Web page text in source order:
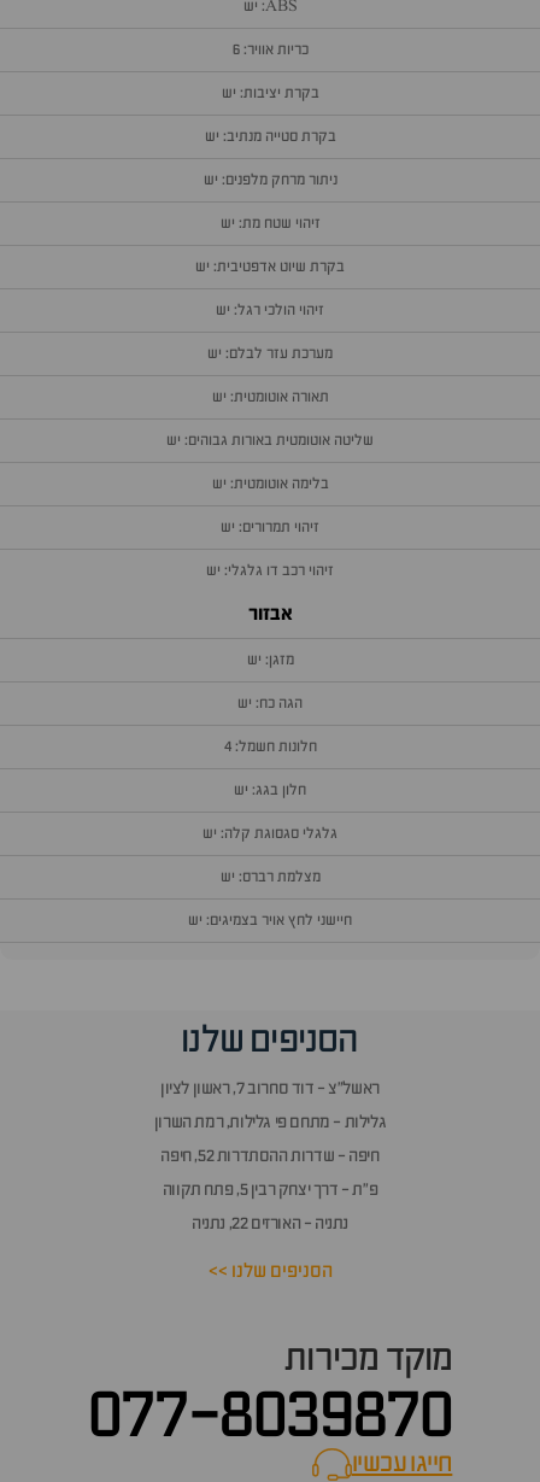
ABS: יש
כריות אוויר: 6
בקרת יציבות: יש
בקרת סטייה מנתיב: יש
ניתור מרחק מלפנים: יש
זיהוי שטח מת: יש
בקרת שיוט אדפטיבית: יש
זיהוי הולכי רגל: יש
מערכת עזר לבלם: יש
תאורה אוטומטית: יש
שליטה אוטומטית באורות גבוהים: יש
בלימה אוטומטית: יש
זיהוי תמרורים: יש
זיהוי רכב דו גלגלי: יש
אבזור
מזגן: יש
הגה כח: יש
חלונות חשמל: 4
חלון בגג: יש
גלגלי סגסוגת קלה: יש
מצלמת רברס: יש
חיישני לחץ אויר בצמיגים: יש
הסניפים שלנו
ראשל״צ - דוד סחרוב 7, ראשון לציון
גלילות - מתחם פי גלילות, רמת השרון
חיפה - שדרות ההסתדרות 52, חיפה
פ״ת - דרך יצחק רבין 5, פתח תקווה
נתניה - האורזים 22, נתניה
הסניפים שלנו >>
מוקד מכירות
077-8039870
חייגו עכשיוcall now